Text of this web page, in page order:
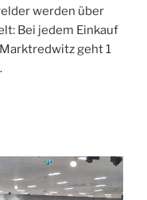
werden über
Bei jedem Einkauf
geht 1